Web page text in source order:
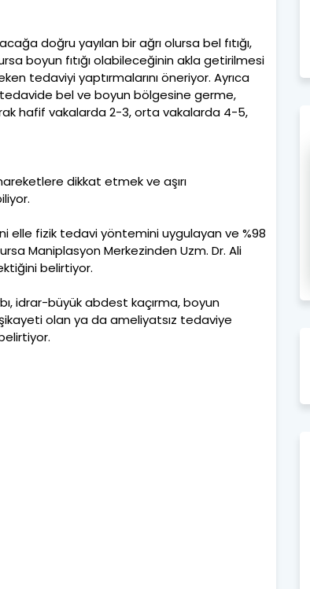
doğru yayılan bir ağrı olursa bel fıtığı,
boyun fıtığı olabileceğinin akla getirilmesi
tedaviyi yaptırmalarını öneriyor. Ayrıca
bel ve boyun bölgesine germe,
hafif vakalarda 2-3, orta vakalarda 4-5,
dikkat etmek ve aşırı
elle fizik tedavi yöntemini uygulayan ve %98
Maniplasyon Merkezinden Uzm. Dr. Ali
belirtiyor.
idrar-büyük abdest kaçırma, boyun
olan ya da ameliyatsız tedaviye